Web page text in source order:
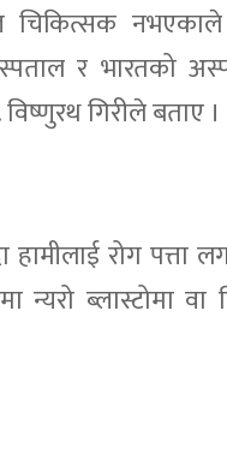
चिकित्सक
र भारतको
गिरीले बताए ।
रोग पत्ता
न्यरो ब्लास्टोमा